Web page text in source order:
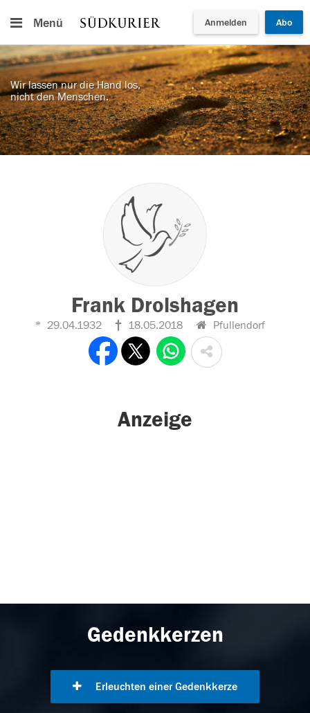
Menü Anmelden Abo
Wir lassen nur die Hand los,
nicht den Menschen.
Frank Drolshagen
29.04.1932 18.05.2018 Pfullendorf
Anzeige
Gedenkkerzen
Erleuchten einer Gedenkkerze